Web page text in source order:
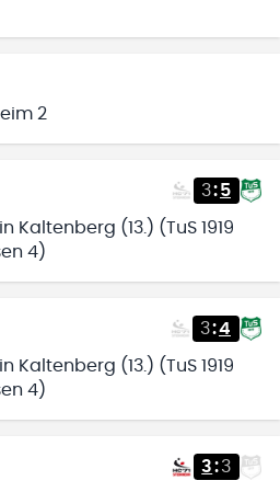
2
3:5
Kaltenberg (13.) (TuS 1919
4)
3:4
Kaltenberg (13.) (TuS 1919
4)
3:3